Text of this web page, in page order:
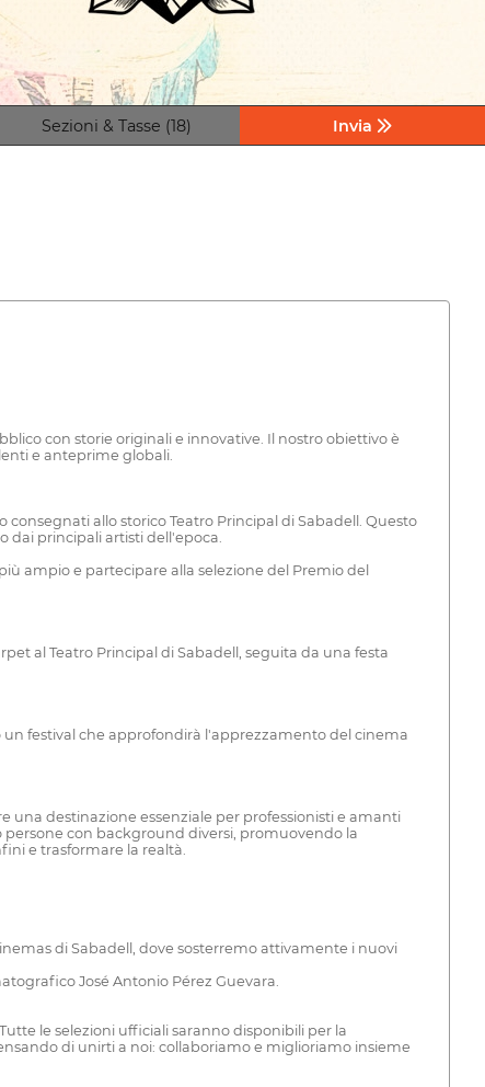
Sezioni & Tasse (18) Invia
con storie originali e innovative. Il nostro obiettivo è
e anteprime globali.
allo storico Teatro Principal di Sabadell. Questo
dai principali artisti dell'epoca.
ampio e partecipare alla selezione del Premio del
al Teatro Principal di Sabadell, seguita da una festa
un festival che approfondirà l'apprezzamento del cinema
destinazione essenziale per professionisti e amanti
con background diversi, promuovendo la
e trasformare la realtà.
di Sabadell, dove sosterremo attivamente i nuovi
José Antonio Pérez Guevara.
le selezioni ufficiali saranno disponibili per la
di unirti a noi: collaboriamo e miglioriamo insieme